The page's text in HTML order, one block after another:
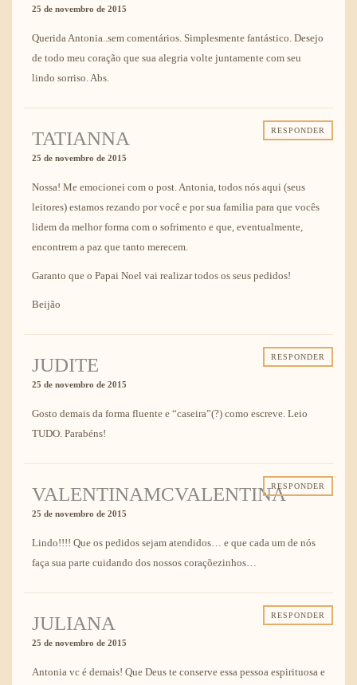
25 de novembro de 2015
Querida Antonia..sem comentários. Simplesmente fantástico. Desejo
de todo meu coração que sua alegria volte juntamente com seu
lindo sorriso. Abs.
RESPONDER
TATIANNA
25 de novembro de 2015
Nossa! Me emocionei com o post. Antonia, todos nós aqui (seus
leitores) estamos rezando por você e por sua familia para que vocês
lidem da melhor forma com o sofrimento e que, eventualmente,
encontrem a paz que tanto merecem.
Garanto que o Papai Noel vai realizar todos os seus pedidos!
Beijão
RESPONDER
JUDITE
25 de novembro de 2015
Gosto demais da forma fluente e “caseira”(?) como escreve. Leio
TUDO. Parabéns!
RESPONDER
VALENTINAMCVALENTINA
25 de novembro de 2015
Lindo!!!! Que os pedidos sejam atendidos… e que cada um de nós
faça sua parte cuidando dos nossos coraçõezinhos…
RESPONDER
JULIANA
25 de novembro de 2015
Antonia vc é demais! Que Deus te conserve essa pessoa espirituosa e